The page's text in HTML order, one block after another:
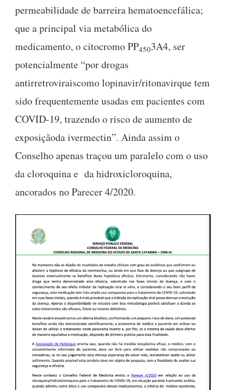
permeabilidade de barreira hematoencefálica;
que a principal via metabólica do
medicamento, o citocromo PP4503A4, ser
potencialmente “por drogas
antirretroviraiscomo lopinavir/ritonavirque tem
sido frequentemente usadas em pacientes com
COVID-19, trazendo o risco de aumento de
exposiçãoda ivermectin”. Ainda assim o
Conselho apenas traçou um paralelo com o uso
da cloroquina e da hidroxicloroquina,
ancorados no Parecer 4/2020.